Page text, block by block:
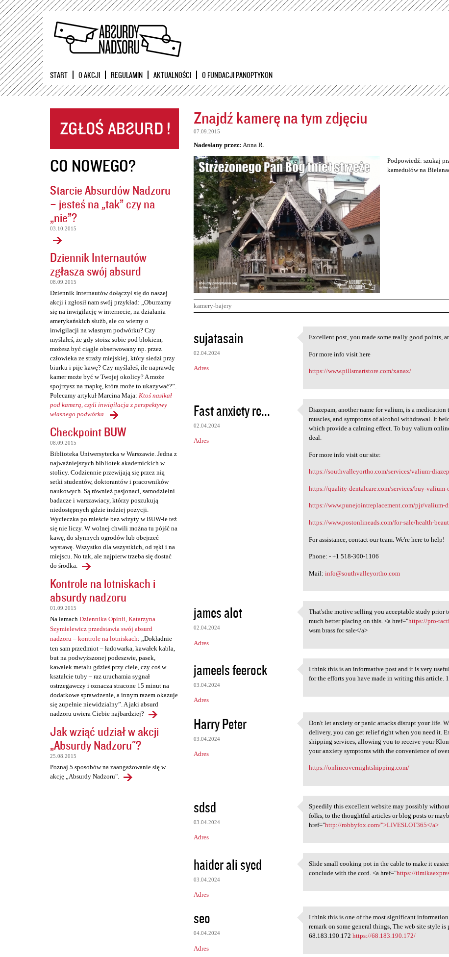
Przejdź
START O AKCJI REGULAMIN AKTUALNOŚCI O FUNDACJI PANOPTYKON
CO NOWEGO?
Starcie Absurdów Nadzoru
– jesteś na „tak” czy na
„nie”?
03.10.2015
Dziennik Internautów
zgłasza swój absurd
08.09.2015
Dziennik Internautów dołączył się do naszej
akcji i zgłosił nam swój przykład: „Oburzamy
się na inwigilację w internecie, na działania
amerykańskich służb, ale co wiemy o
inwigilacji na własnym podwórku? Czy
myślałeś, że gdy stoisz sobie pod blokiem,
możesz być ciągle obserwowany np. przez
człowieka ze straży miejskiej, który siedzi przy
biurku i pije kawę? Czy myślałeś, ile naprawdę
kamer może być w Twojej okolicy? A może
spojrzysz na mapkę, która może to ukazywać?”.
Polecamy artykuł Marcina Maja: Ktoś nasikał
pod kamerą, czyli inwigilacja z perspektywy
własnego podwórka.
Checkpoint BUW
08.09.2015
Biblioteka Uniwersytecka w Warszawie. Jedna z
najważniejszych bibliotek akademickich w
stolicy. Codziennie przewijają się przez nią
setki studentów, doktorantów i pracowników
naukowych. Są również pasjonaci, samodzielni
badacze i warszawiacy, którzy poszukują
niedostępnych gdzie indziej pozycji.
Wycieczka po mieście bez wizyty w BUW-ie też
się nie liczy. W wolnej chwili można tu pójść na
kawę, do słynnych ogrodów lub obejrzeć
wystawę. Wszystko dla wszystkich, od ręki i na
miejscu. No tak, ale najpierw trzeba się dostać
do środka.
Kontrole na lotniskach i
absurdy nadzoru
01.09.2015
Na łamach Dziennika Opinii, Katarzyna
Szymielewicz przedstawia swój absurd
nadzoru – kontrole na lotniskach: „Dokładnie
ten sam przedmiot – ładowarka, kawałek kabla,
but na podwyższonej podeszwie, pasek,
kawałek metalu gdzieś przy ciele, czy coś w
kształcie tuby – raz uruchamia sygnał
ostrzegawczy i oznacza stracone 15 minut na
dodatkowe sprawdzenie, a innym razem okazuje
się zupełnie niewidzialny”. A jaki absurd
nadzoru uwiera Ciebie najbardziej?
Jak wziąć udział w akcji
„Absurdy Nadzoru"?
25.08.2015
Poznaj 5 sposobów na zaangażowanie się w
akcję „Absurdy Nadzoru".
Znajdź kamerę na tym zdjęciu
07.09.2015
Nadesłany przez: Anna R.
Podpowiedź: szukaj
kamedułów na
kamery-bajery
K
o
m
e
t
a
r
z
sujatasain
02.04.2024
Adres
Excellent post, you made some
Excellent post, you made some really good points,
For more info visit here
https://www.pillsmartstore.com/xanax/
Fast anxiety re...
02.04.2024
Adres
Diazepam, another name for
Diazepam, another name for valium, is a
muscles, and symptoms of alcohol withdrawal. It
which provide a calming effect. To buy valium
deal.
For more info visit our site:
https://southvalleyortho.com/services/valium-
https://quality-dentalcare.com/services/buy-valium-
https://www.punejointreplacement.com/pjr/valium-
https://www.postonlineads.com/for-sale/health-
For assistance, contact our team. We're here to help!
Phone: - +1 518-300-1106
Mail:info@southvalleyortho.com
james alot
02.04.2024
Adres
That'sthe motive selling you
That'sthe motive selling you acceptable study
much better placing on this. <a href="https://pro-
wsm brass for sale</a>
jameels feerock
03.04.2024
Adres
I think this is an
I think this is an informative post and it is very
for the efforts you have made in writing this article.
Harry Peter
03.04.2024
Adres
Don't let anxiety or panic
Don't let anxiety or panic attacks disrupt your life.
delivery, you can get relief right when you need it.
shipping services, allowing you to receive your
your anxiety symptoms with the convenience of
https://onlineovernightshipping.com/
sdsd
03.04.2024
Adres
Speedily this excellent
Speedily this excellent website may possibly
folks, to the thoughtful articles or blog posts or
href="http://robbyfox.com/">LIVESLOT365</a>
haider ali syed
03.04.2024
Adres
Slide small cooking pot in
Slide small cooking pot in the cable to make it
conclude with the cord. <a href="https://
seo
04.04.2024
Adres
I think this is one of the
I think this is one of the most significant
remark on some general things, The web site style
68.183.190.172https://68.183.190.172/